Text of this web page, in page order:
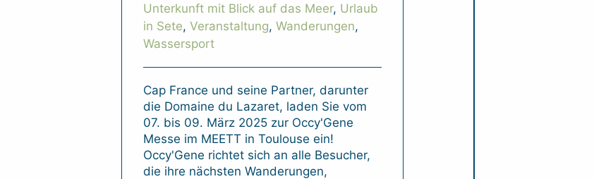
Unterkunft mit Blick auf das Meer, Urlaub
in Sete, Veranstaltung, Wanderungen,
Wassersport
Cap France und seine Partner, darunter
die Domaine du Lazaret, laden Sie vom
07. bis 09. März 2025 zur Occy'Gene
Messe im MEETT in Toulouse ein!
Occy'Gene richtet sich an alle Besucher,
die ihre nächsten Wanderungen,